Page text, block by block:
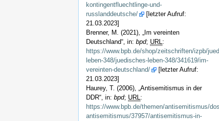
kontingentfluechtlinge-und-
russlanddeutsche/
[letzter Aufruf:
21.03.2023]
Brenner, M. (2021), „Im vereinten
Deutschland“, in: bpd; URL:
https://www.bpb.de/shop/zeitschriften/izpb/
leben-348/juedisches-leben-348/341619/im-
vereinten-deutschland/
[letzter Aufruf:
21.03.2023]
Haurey, T. (2006), „Antisemitismus in der
DDR“, in: bpd; URL:
https://www.bpb.de/themen/antisemitismus/
antisemitismus/37957/antisemitismus-in-